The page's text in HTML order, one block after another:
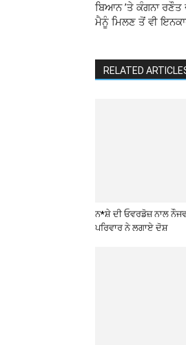
ਬਿਆਨ ’ਤੇ ਕੰਗਨਾ ਰਣੌਤ
ਮੈਨੂੰ ਮਿਲਣ ਤੋਂ ਵੀ
RELATED
ਨ*ਸ਼ੇ ਦੀ ਓਵਰਡੋਜ਼ ਨਾਲ
ਪਰਿਵਾਰ ਨੇ ਲਗਾਏ ਦੋਸ਼